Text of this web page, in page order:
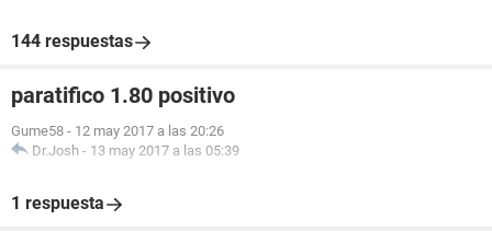
144 respuestas
paratifico 1.80 positivo
Gume58 - 12 may 2017 a las 20:26
Dr.Josh - 13 may 2017 a las 05:39
1 respuesta